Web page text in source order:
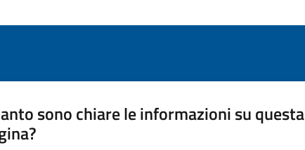
sono chiare le informazioni su questa